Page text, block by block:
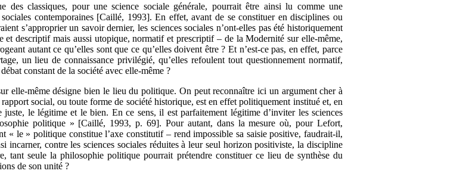
des classiques, pour une science sociale générale, pourrait être ainsi lu comme une
contemporaines [Caillé, 1993]. En effet, avant de se constituer en disciplines ou
s’approprier un savoir dernier, les sciences sociales n’ont-elles pas été historiquement
et descriptif mais aussi utopique, normatif et prescriptif – de la Modernité sur elle-même,
autant ce qu’elles sont que ce qu’elles doivent être ? Et n’est-ce pas, en effet, parce
un lieu de connaissance privilégié, qu’elles refoulent tout questionnement normatif,
constant de la société avec elle-même ?
elle-même désigne bien le lieu du politique. On peut reconnaître ici un argument cher à
social, ou toute forme de société historique, est en effet politiquement institué et, en
le légitime et le bien. En ce sens, il est parfaitement légitime d’inviter les sciences
politique » [Caillé, 1993, p. 69]. Pour autant, dans la mesure où, pour Lefort,
« le » politique constitue l’axe constitutif – rend impossible sa saisie positive, faudrait-il,
contre les sciences sociales réduites à leur seul horizon positiviste, la discipline
tant seule la philosophie politique pourrait prétendre constituer ce lieu de synthèse du
de son unité ?